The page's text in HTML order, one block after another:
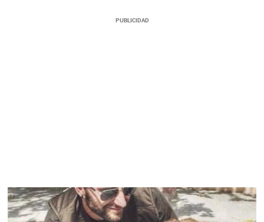
PUBLICIDAD